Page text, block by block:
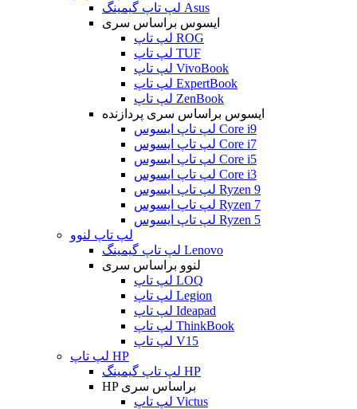
لپ تاپ گیمینگ Asus
ایسوس براساس سری
لپ تاپ ROG
لپ تاپ TUF
لپ تاپ VivoBook
لپ تاپ ExpertBook
لپ تاپ ZenBook
ایسوس براساس سری پردازنده
لپ تاپ ایسوس Core i9
لپ تاپ ایسوس Core i7
لپ تاپ ایسوس Core i5
لپ تاپ ایسوس Core i3
لپ تاپ ایسوس Ryzen 9
لپ تاپ ایسوس Ryzen 7
لپ تاپ ایسوس Ryzen 5
لپ تاپ لنوو
لپ تاپ گیمینگ Lenovo
لنوو براساس سری
لپ تاپ LOQ
لپ تاپ Legion
لپ تاپ Ideapad
لپ تاپ ThinkBook
لپ تاپ V15
لپ تاپ HP
لپ تاپ گیمینگ HP
HP براساس سری
لپ تاپ Victus